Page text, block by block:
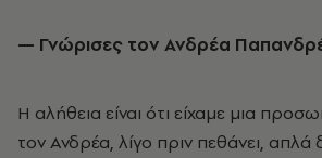
— Γνώρισες τον Ανδρέα
Η αλήθεια είναι ότι είχαμε μια
τον Ανδρέα, λίγο πριν πεθάνει,